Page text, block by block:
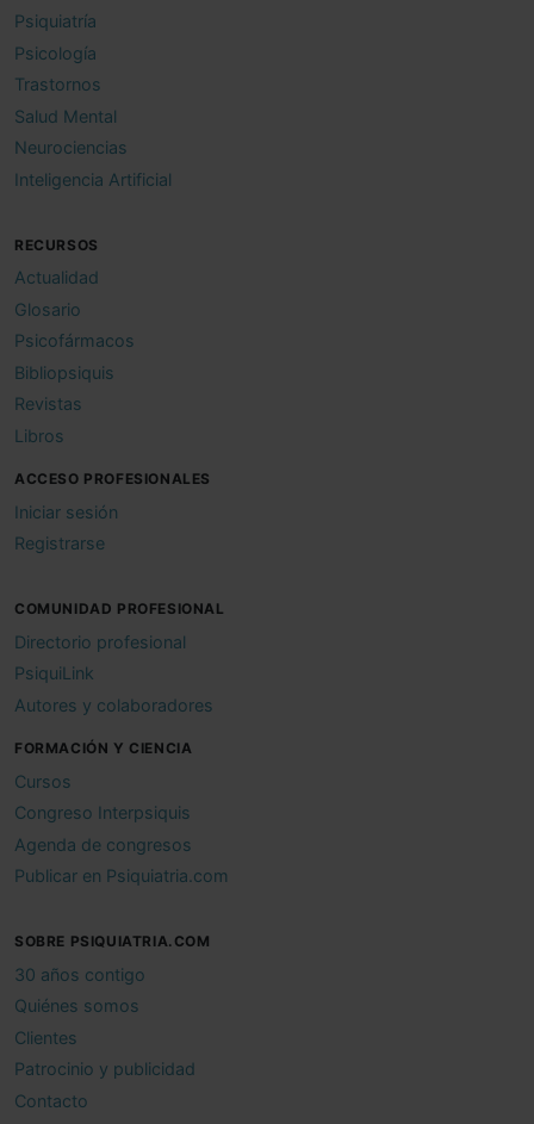
Psiquiatría
Psicología
Trastornos
Salud Mental
Neurociencias
Inteligencia Artificial
RECURSOS
Actualidad
Glosario
Psicofármacos
Bibliopsiquis
Revistas
Libros
ACCESO PROFESIONALES
Iniciar sesión
Registrarse
COMUNIDAD PROFESIONAL
Directorio profesional
PsiquiLink
Autores y colaboradores
FORMACIÓN Y CIENCIA
Cursos
Congreso Interpsiquis
Agenda de congresos
Publicar en Psiquiatria.com
SOBRE PSIQUIATRIA.COM
30 años contigo
Quiénes somos
Clientes
Patrocinio y publicidad
Contacto